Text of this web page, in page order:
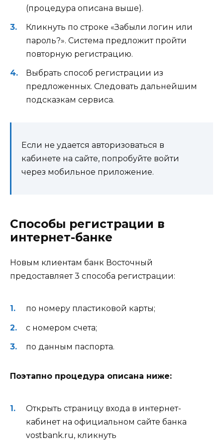
(процедура описана выше).
Кликнуть по строке «Забыли логин или
пароль?». Система предложит пройти
повторную регистрацию.
Выбрать способ регистрации из
предложенных. Следовать дальнейшим
подсказкам сервиса.
Если не удается авторизоваться в
кабинете на сайте, попробуйте войти
через мобильное приложение.
Способы регистрации в
интернет-банке
Новым клиентам банк Восточный
предоставляет 3 способа регистрации:
по номеру пластиковой карты;
с номером счета;
по данным паспорта.
Поэтапно процедура описана ниже:
Открыть страницу входа в интернет-
кабинет на официальном сайте банка
vostbank.ru, кликнуть